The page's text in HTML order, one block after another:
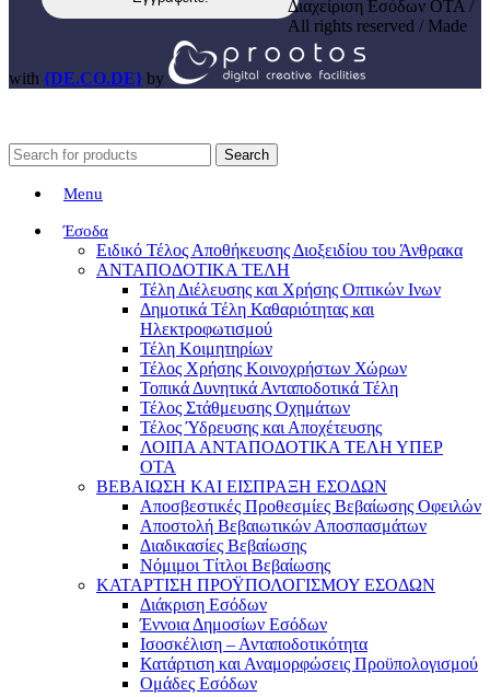
Διαχείριση Εσόδων ΟΤΑ /
All rights reserved / Made
with {DE.CO.DE} by
Search
Menu
Έσοδα
Ειδικό Τέλος Αποθήκευσης Διοξειδίου του Άνθρακα
ΑΝΤΑΠΟΔΟΤΙΚΑ ΤΕΛΗ
Τέλη Διέλευσης και Χρήσης Οπτικών Ινων
Δημοτικά Τέλη Καθαριότητας και
Ηλεκτροφωτισμού
Τέλη Κοιμητηρίων
Τέλος Χρήσης Κοινοχρήστων Χώρων
Τοπικά Δυνητικά Ανταποδοτικά Τέλη
Τέλος Στάθμευσης Οχημάτων
Τέλος Ύδρευσης και Αποχέτευσης
ΛΟΙΠΑ ΑΝΤΑΠΟΔΟΤΙΚΑ ΤΕΛΗ ΥΠΕΡ
ΟΤΑ
ΒΕΒΑΙΩΣΗ ΚΑΙ ΕΙΣΠΡΑΞΗ ΕΣΟΔΩΝ
Αποσβεστικές Προθεσμίες Βεβαίωσης Οφειλών
Αποστολή Βεβαιωτικών Αποσπασμάτων
Διαδικασίες Βεβαίωσης
Νόμιμοι Τίτλοι Βεβαίωσης
ΚΑΤΑΡΤΙΣΗ ΠΡΟΫΠΟΛΟΓΙΣΜΟΥ ΕΣΟΔΩΝ
Διάκριση Εσόδων
Έννοια Δημοσίων Εσόδων
Ισοσκέλιση – Ανταποδοτικότητα
Κατάρτιση και Αναμορφώσεις Προϋπολογισμού
Ομάδες Εσόδων